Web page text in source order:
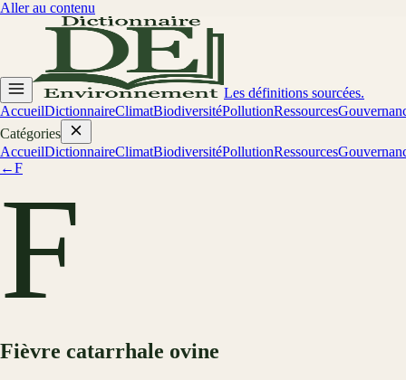
Aller au contenu
Les définitions sourcées.
AccueilDictionnaireClimatBiodiversitéPollutionRessources
Catégories
AccueilDictionnaireClimatBiodiversitéPollutionRessources
←F
F
Fièvre catarrhale ovine